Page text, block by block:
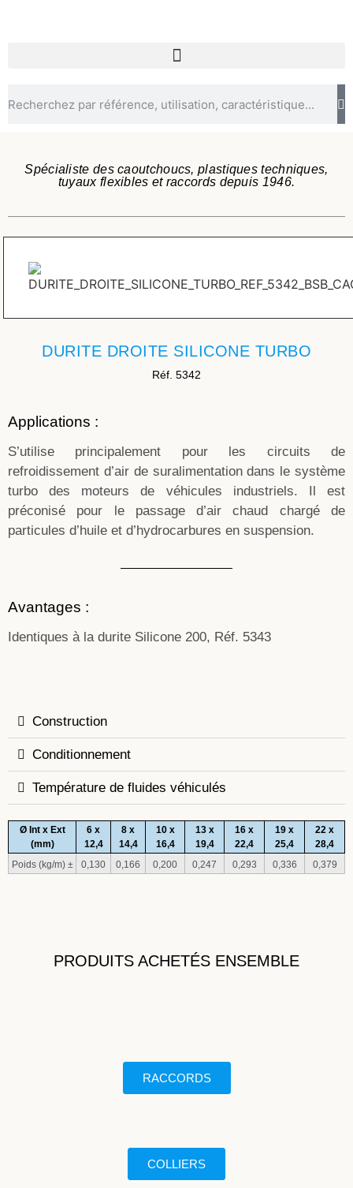
Spécialiste des caoutchoucs, plastiques techniques,
tuyaux flexibles et raccords depuis 1946.
DURITE DROITE SILICONE TURBO
Réf. 5342
Applications :
S’utilise principalement pour les circuits de
refroidissement d’air de suralimentation dans le système
turbo des moteurs de véhicules industriels. Il est
préconisé pour le passage d’air chaud chargé de
particules d’huile et d’hydrocarbures en suspension.
Avantages :
Identiques à la durite Silicone 200, Réf. 5343
Construction
Conditionnement
Température de fluides véhiculés
Ø Int x Ext
(mm)
6 x
12,4
8 x
14,4
10 x
16,4
13 x
19,4
16 x
22,4
19 x
25,4
22 x
28,4
Poids (kg/m) ±
0,130 0,166 0,200 0,247 0,293 0,336 0,379
PRODUITS ACHETÉS ENSEMBLE
RACCORDS
COLLIERS